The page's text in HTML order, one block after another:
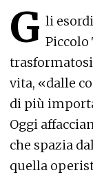
G li
Piccolo
trasformatosi
vita, «dalle
di più
Oggi
che spazia
quella